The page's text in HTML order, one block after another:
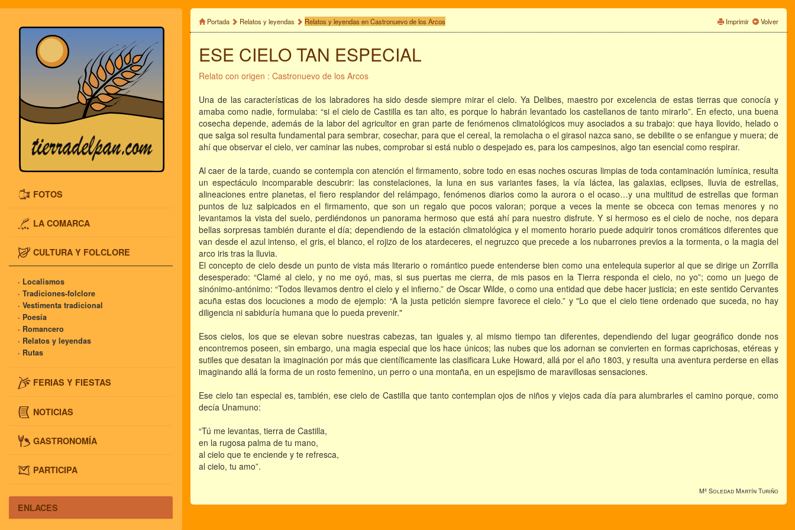
FOTOS
LA COMARCA
CULTURA Y FOLCLORE
· Localismos
· Tradiciones-folclore
· Vestimenta tradicional
· Poesía
· Romancero
· Relatos y leyendas
· Rutas
FERIAS Y FIESTAS
NOTICIAS
GASTRONOMÍA
PARTICIPA
ENLACES
Portada Relatos y leyendas Relatos y leyendas en Castronuevo de los Arcos Imprimir Volver
ESE CIELO TAN ESPECIAL
Relato con origen : Castronuevo de los Arcos
Una de las características de los labradores ha sido desde siempre mirar el cielo. Ya Delibes, maestro por excelencia de estas tierras que conocía y
amaba como nadie, formulaba: “si el cielo de Castilla es tan alto, es porque lo habrán levantado los castellanos de tanto mirarlo”. En efecto, una buena
cosecha depende, además de la labor del agricultor en gran parte de fenómenos climatológicos muy asociados a su trabajo: que haya llovido, helado o
que salga sol resulta fundamental para sembrar, cosechar, para que el cereal, la remolacha o el girasol nazca sano, se debilite o se enfangue y muera; de
ahí que observar el cielo, ver caminar las nubes, comprobar si está nublo o despejado es, para los campesinos, algo tan esencial como respirar.
Al caer de la tarde, cuando se contempla con atención el firmamento, sobre todo en esas noches oscuras limpias de toda contaminación lumínica, resulta
un espectáculo incomparable descubrir: las constelaciones, la luna en sus variantes fases, la vía láctea, las galaxias, eclipses, lluvia de estrellas,
alineaciones entre planetas, el fiero resplandor del relámpago, fenómenos diarios como la aurora o el ocaso…y una multitud de estrellas que forman
puntos de luz salpicados en el firmamento, que son un regalo que pocos valoran; porque a veces la mente se obceca con temas menores y no
levantamos la vista del suelo, perdiéndonos un panorama hermoso que está ahí para nuestro disfrute. Y si hermoso es el cielo de noche, nos depara
bellas sorpresas también durante el día; dependiendo de la estación climatológica y el momento horario puede adquirir tonos cromáticos diferentes que
van desde el azul intenso, el gris, el blanco, el rojizo de los atardeceres, el negruzco que precede a los nubarrones previos a la tormenta, o la magia del
arco iris tras la lluvia.
El concepto de cielo desde un punto de vista más literario o romántico puede entenderse bien como una entelequia superior al que se dirige un Zorrilla
desesperado: “Clamé al cielo, y no me oyó, mas, si sus puertas me cierra, de mis pasos en la Tierra responda el cielo, no yo”; como un juego de
sinónimo-antónimo: “Todos llevamos dentro el cielo y el infierno.” de Oscar Wilde, o como una entidad que debe hacer justicia; en este sentido Cervantes
acuña estas dos locuciones a modo de ejemplo: “A la justa petición siempre favorece el cielo.” y "Lo que el cielo tiene ordenado que suceda, no hay
diligencia ni sabiduría humana que lo pueda prevenir."
Esos cielos, los que se elevan sobre nuestras cabezas, tan iguales y, al mismo tiempo tan diferentes, dependiendo del lugar geográfico donde nos
encontremos poseen, sin embargo, una magia especial que los hace únicos; las nubes que los adornan se convierten en formas caprichosas, etéreas y
sutiles que desatan la imaginación por más que científicamente las clasificara Luke Howard, allá por el año 1803, y resulta una aventura perderse en ellas
imaginando allá la forma de un rosto femenino, un perro o una montaña, en un espejismo de maravillosas sensaciones.
Ese cielo tan especial es, también, ese cielo de Castilla que tanto contemplan ojos de niños y viejos cada día para alumbrarles el camino porque, como
decía Unamuno:
“Tú me levantas, tierra de Castilla,
en la rugosa palma de tu mano,
al cielo que te enciende y te refresca,
al cielo, tu amo”.
Mª Soledad Martín Turiño